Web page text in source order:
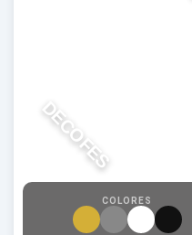
DECOFES
COLORES